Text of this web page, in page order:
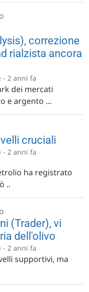
correzione
rialzista ancora
- 2 anni fa
dei mercati
e argento ...
cruciali
- 2 anni fa
ha registrato
..
(Trader), vi
dell'olivo
- 2 anni fa
supportivi, ma